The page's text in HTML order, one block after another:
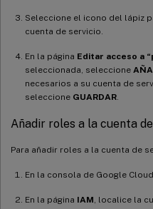
Seleccione el icono del lápiz
cuenta de servicio.
En la página Editar acceso a
seleccionada, seleccione
necesarios a su cuenta de
seleccione GUARDAR
Añadir roles a la cuenta
Para añadir roles a la cuenta de
En la consola de Google
En la página IAM , localice la